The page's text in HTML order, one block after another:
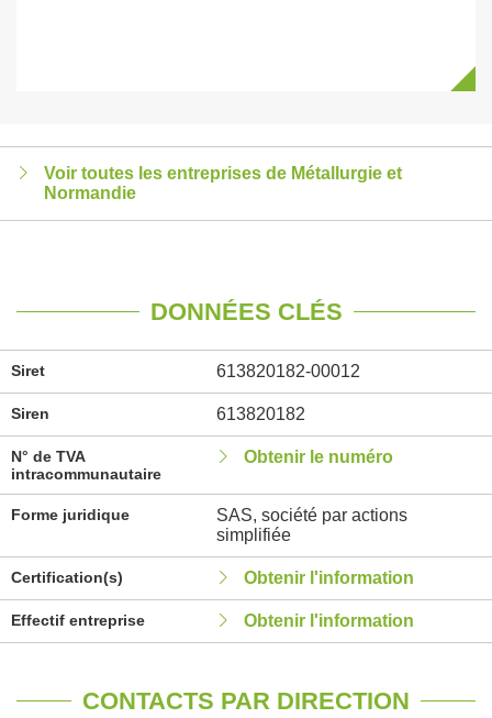
Voir toutes les entreprises de Métallurgie et
Normandie
DONNÉES CLÉS
Siret 613820182-00012
Siren 613820182
N° de TVA
intracommunautaire
Obtenir le numéro
Forme juridique
SAS, société par actions
simplifiée
Certification(s) Obtenir l'information
Effectif entreprise Obtenir l'information
CONTACTS PAR DIRECTION